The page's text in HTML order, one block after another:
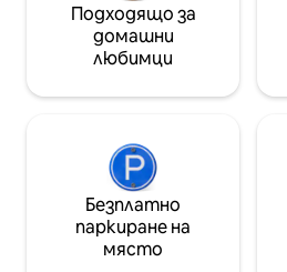
Подходящо за
домашни
любимци
Безплатно
паркиране на
място